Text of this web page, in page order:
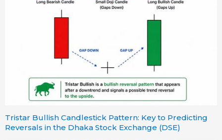
Tristar Bullish Candlestick Pattern: Key to Predicting
Reversals in the Dhaka Stock Exchange (DSE)